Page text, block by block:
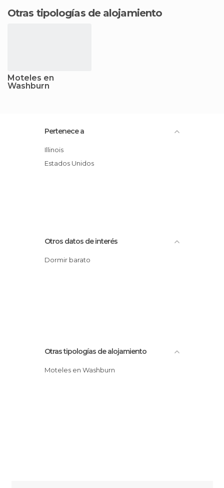
Otras tipologías de alojamiento
Moteles en
Washburn
Pertenece a
Illinois
Estados Unidos
Otros datos de interés
Dormir barato
Otras tipologías de alojamiento
Moteles en Washburn